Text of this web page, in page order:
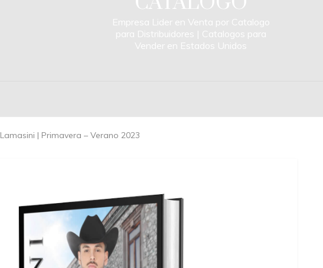
Empresa Lider en Venta por Catalogo
para Distribuidores | Catalogos para
Vender en Estados Unidos
Lamasini | Primavera – Verano 2023